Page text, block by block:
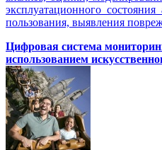
эксплуатационного
пользования, выявления
Цифровая система
использованием